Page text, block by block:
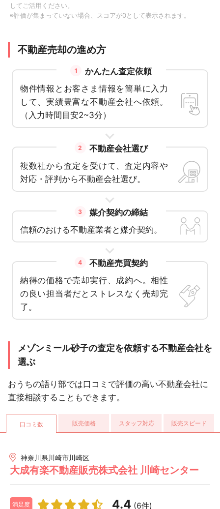
してご活用ください。
※評価が集まっていない場合、スコアが0として表示されます。
不動産売却の進め方
1
かんたん査定依頼
物件情報とお客さま情報を簡単に入力
して、実績豊富な不動産会社へ依頼。
（入力時間目安2~3分）
2
不動産会社選び
複数社から査定を受けて、査定内容や
対応・評判から不動産会社選び。
3
媒介契約の締結
信頼のおける不動産業者と媒介契約。
4
不動産売買契約
納得の価格で売却実行、成約へ。相性
の良い担当者だとストレスなく売却完
了。
メゾンミール砂子の査定を依頼する不動産会社を
選ぶ
おうちの語り部では口コミで評価の高い不動産会社に
直接相談することもできます。
口コミ数 販売価格 スタッフ対応 販売スピード
神奈川県川崎市川崎区
大成有楽不動産販売株式会社 川崎センター
満足度 4.4 (6件)